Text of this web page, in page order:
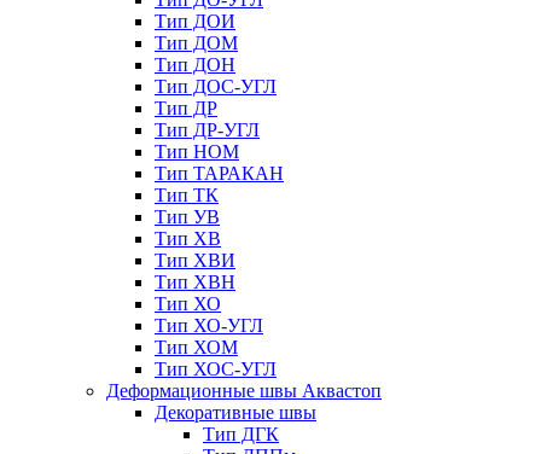
Тип ДОИ
Тип ДОМ
Тип ДОН
Тип ДОС-УГЛ
Тип ДР
Тип ДР-УГЛ
Тип НОМ
Тип ТАРАКАН
Тип ТК
Тип УВ
Тип ХВ
Тип ХВИ
Тип ХВН
Тип ХО
Тип ХО-УГЛ
Тип ХОМ
Тип ХОС-УГЛ
Деформационные швы Аквастоп
Декоративные швы
Тип ДГК